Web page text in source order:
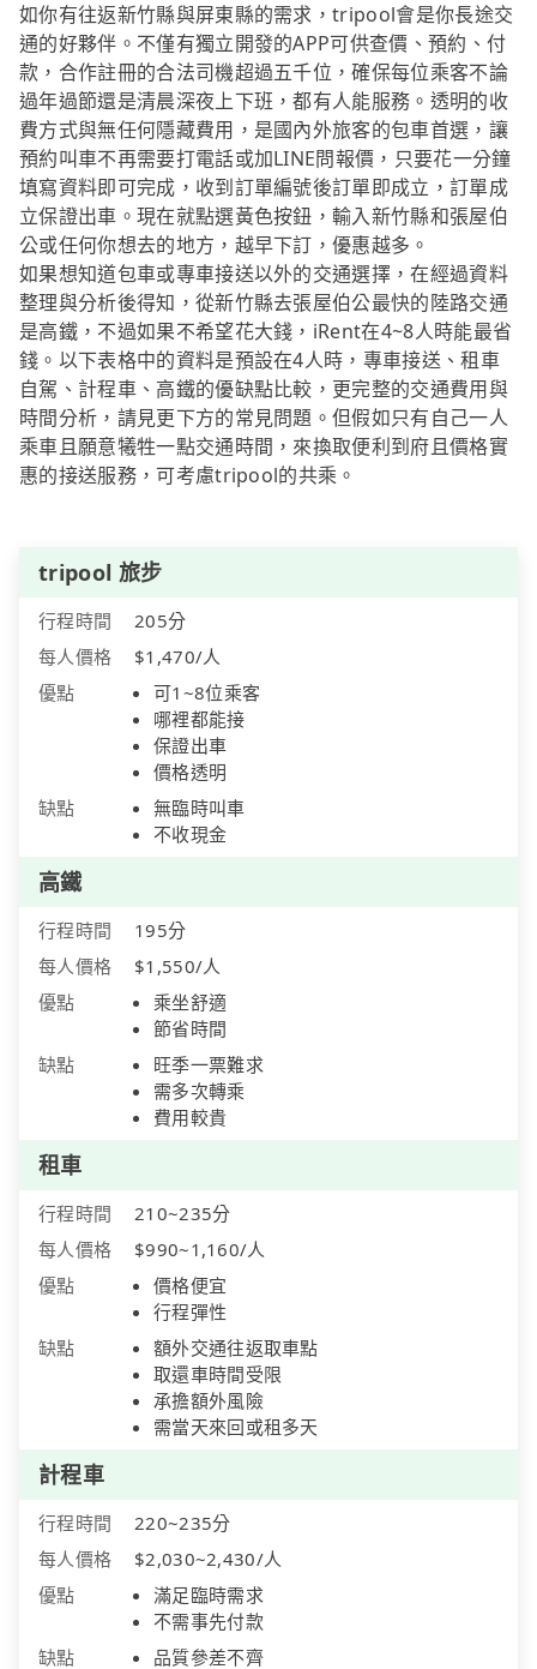
如你有往返新竹縣與屏東縣的需求，tripool會是你長途交
通的好夥伴。不僅有獨立開發的APP可供查價、預約、付
款，合作註冊的合法司機超過五千位，確保每位乘客不論
過年過節還是清晨深夜上下班，都有人能服務。透明的收
費方式與無任何隱藏費用，是國內外旅客的包車首選，讓
預約叫車不再需要打電話或加LINE問報價，只要花一分鐘
填寫資料即可完成，收到訂單編號後訂單即成立，訂單成
立保證出車。現在就點選黃色按鈕，輸入新竹縣和張屋伯
公或任何你想去的地方，越早下訂，優惠越多。
如果想知道包車或專車接送以外的交通選擇，在經過資料
整理與分析後得知，從新竹縣去張屋伯公最快的陸路交通
是高鐵，不過如果不希望花大錢，iRent在4~8人時能最省
錢。以下表格中的資料是預設在4人時，專車接送、租車
自駕、計程車、高鐵的優缺點比較，更完整的交通費用與
時間分析，請見更下方的常見問題。但假如只有自己一人
乘車且願意犧牲一點交通時間，來換取便利到府且價格實
惠的接送服務，可考慮tripool的共乘。
tripool 旅步
行程時間
205分
每人價格
$1,470/人
優點
可1~8位乘客
哪裡都能接
保證出車
價格透明
缺點
無臨時叫車
不收現金
高鐵
行程時間
195分
每人價格
$1,550/人
優點
乘坐舒適
節省時間
缺點
旺季一票難求
需多次轉乘
費用較貴
租車
行程時間
210~235分
每人價格
$990~1,160/人
優點
價格便宜
行程彈性
缺點
額外交通往返取車點
取還車時間受限
承擔額外風險
需當天來回或租多天
計程車
行程時間
220~235分
每人價格
$2,030~2,430/人
優點
滿足臨時需求
不需事先付款
缺點
品質參差不齊